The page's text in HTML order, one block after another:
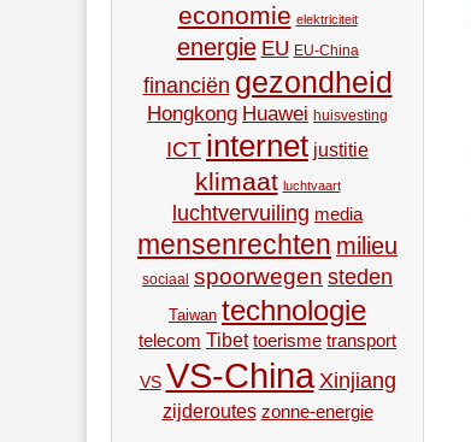
economie elektriciteit
energie EU EU-China
financiën gezondheid
Hongkong Huawei huisvesting
ICT internet justitie
klimaat luchtvaart
luchtvervuiling media
mensenrechten milieu
sociaal spoorwegen steden
Taiwan technologie
telecom Tibet toerisme transport
VS VS-China Xinjiang
zijderoutes zonne-energie